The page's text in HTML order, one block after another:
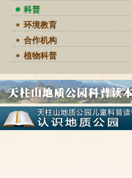
科普
环境教育
合作机构
植物科普